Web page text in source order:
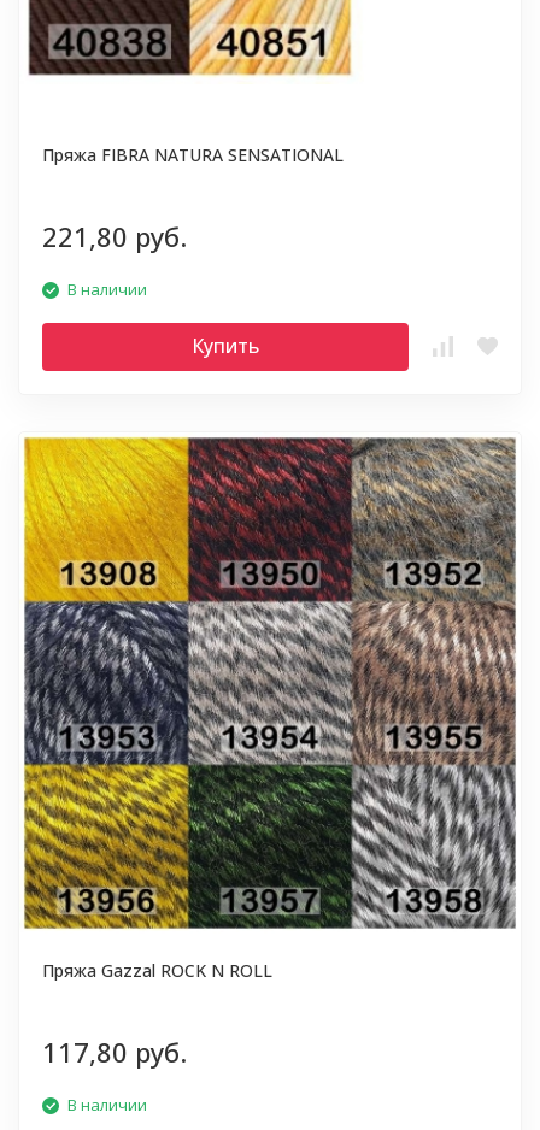
Пряжа FIBRA NATURA SENSATIONAL
221,80 руб.
В наличии
Купить
Пряжа Gazzal ROCK N ROLL
117,80 руб.
В наличии